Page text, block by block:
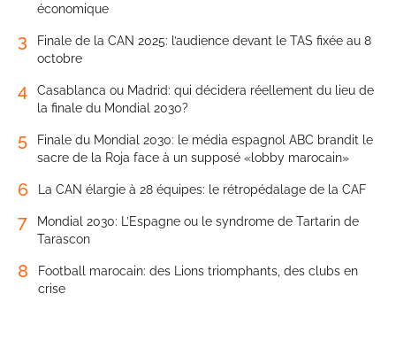
économique
3
Finale de la CAN 2025: l’audience devant le TAS fixée au 8
octobre
4
Casablanca ou Madrid: qui décidera réellement du lieu de
la finale du Mondial 2030?
5
Finale du Mondial 2030: le média espagnol ABC brandit le
sacre de la Roja face à un supposé «lobby marocain»
6 La CAN élargie à 28 équipes: le rétropédalage de la CAF
7
Mondial 2030: L’Espagne ou le syndrome de Tartarin de
Tarascon
8
Football marocain: des Lions triomphants, des clubs en
crise